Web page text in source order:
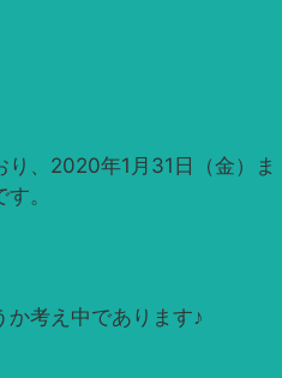
、2020年1月31日（金）ま
。
考え中であります♪